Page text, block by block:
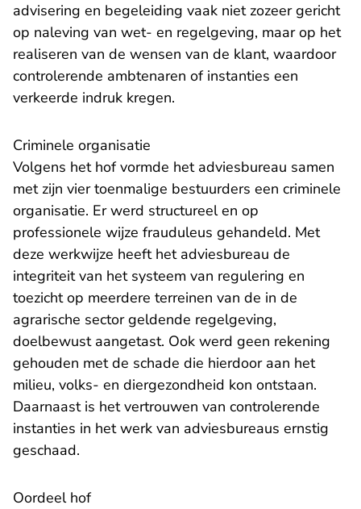
advisering en begeleiding vaak niet zozeer gericht
op naleving van wet- en regelgeving, maar op het
realiseren van de wensen van de klant, waardoor
controlerende ambtenaren of instanties een
verkeerde indruk kregen.
Criminele organisatie
Volgens het hof vormde het adviesbureau samen
met zijn vier toenmalige bestuurders een criminele
organisatie. Er werd structureel en op
professionele wijze frauduleus gehandeld. Met
deze werkwijze heeft het adviesbureau de
integriteit van het systeem van regulering en
toezicht op meerdere terreinen van de in de
agrarische sector geldende regelgeving,
doelbewust aangetast. Ook werd geen rekening
gehouden met de schade die hierdoor aan het
milieu, volks- en diergezondheid kon ontstaan.
Daarnaast is het vertrouwen van controlerende
instanties in het werk van adviesbureaus ernstig
geschaad.
Oordeel hof